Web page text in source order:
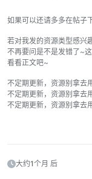
如果可以还请多多在帖子
若对我发的资源类型感兴
不再要问是不是发错了~
看看正文吧~
不定期更新，资源别拿去
不定期更新，资源别拿去
不定期更新，资源别拿去
大约1个月 后